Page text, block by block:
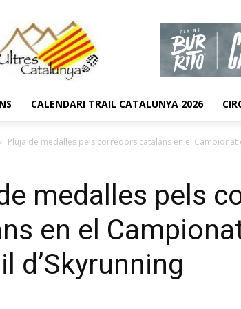
CALENDARI TRAIL CATALUNYA 2026
Pluja de medalles pels corredors catalans en el Campionat
medalles pels
en el
d’Skyrunning